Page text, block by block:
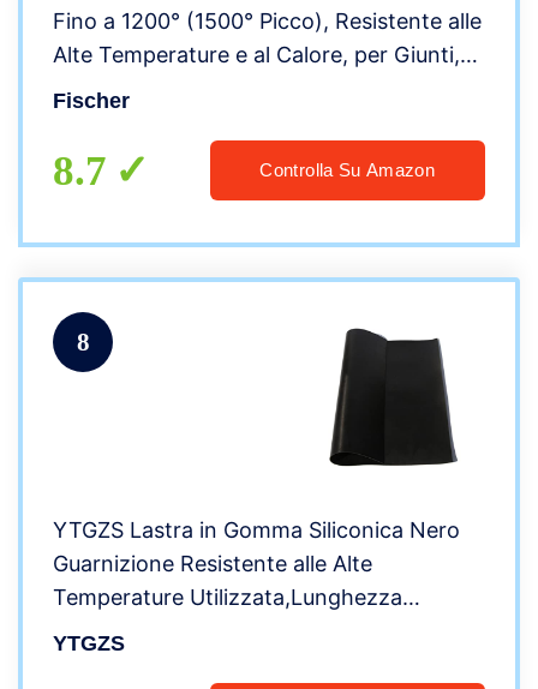
Fino a 1200° (1500° Picco), Resistente alle
Alte Temperature e al Calore, per Giunti,
Caminetti, Barbecue, Stufe, Forni, Caldaie,
Fischer
8.7 Controlla Su Amazon
8
YTGZS Lastra in Gomma Siliconica Nero
Guarnizione Resistente alle Alte
Temperature Utilizzata,Lunghezza
500mm Larghezza 500mm Spessore da
YTGZS